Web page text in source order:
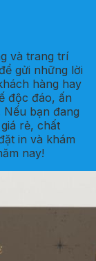
và trang trí
gửi những lời
hàng hay
độc đáo, ấn
Nếu bạn đang
rẻ, chất
in và khám
nay!